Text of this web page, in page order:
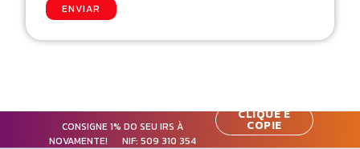
ENVIAR
CONSIGNE 1% DO SEU IRS À
NOVAMENTE! NIF:509 310 354
CLIQUE E
COPIE